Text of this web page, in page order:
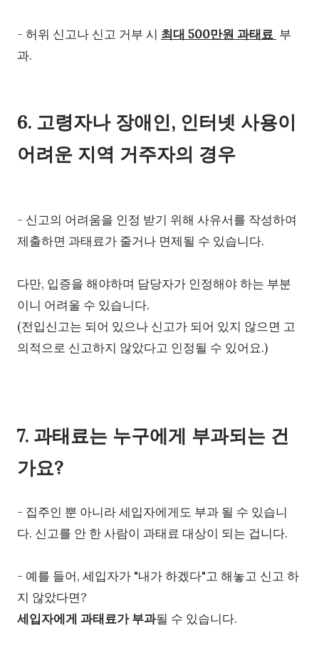
- 허위 신고나 신고 거부 시 최대 500만원 과태료 부
과.
6. 고령자나 장애인, 인터넷 사용이
어려운 지역 거주자의 경우
- 신고의 어려움을 인정 받기 위해 사유서를 작성하여
제출하면 과태료가 줄거나 면제될 수 있습니다.
다만, 입증을 해야하며 담당자가 인정해야 하는 부분
이니 어려울 수 있습니다.
(전입신고는 되어 있으나 신고가 되어 있지 않으면 고
의적으로 신고하지 않았다고 인정될 수 있어요.)
7. 과태료는 누구에게 부과되는 건
가요?
- 집주인 뿐 아니라 세입자에게도 부과 될 수 있습니
다. 신고를 안 한 사람이 과태료 대상이 되는 겁니다.
- 예를 들어, 세입자가 "내가 하겠다"고 해놓고 신고 하
지 않았다면?
세입자에게 과태료가 부과될 수 있습니다.